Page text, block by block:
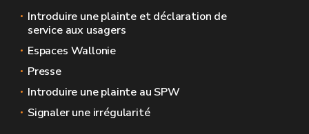
Introduire une plainte et déclaration de
service aux usagers
Espaces Wallonie
Presse
Introduire une plainte au SPW
Signaler une irrégularité